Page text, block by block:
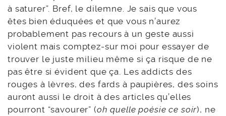
à saturer”. Bref, le dilemne. Je sais que vous
êtes bien éduquées et que vous n’aurez
probablement pas recours à un geste aussi
violent mais comptez-sur moi pour essayer de
trouver le juste milieu même si ça risque de ne
pas être si évident que ça. Les addicts des
rouges à lèvres, des fards à paupières, des soins
auront aussi le droit à des articles qu’elles
pourront “savourer” (oh quelle poésie ce soir), ne